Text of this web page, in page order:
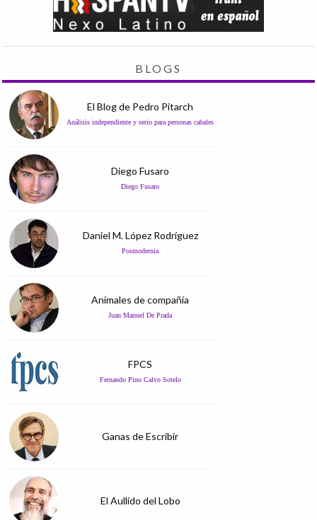
BLOGS
El Blog de Pedro Pitarch
Análisis independiente y serio para personas cabales
Diego Fusaro
Diego Fusaro
Daniel M. López Rodríguez
Posmodernia
Animales de compañía
Juan Manuel De Prada
FPCS
Fernando Pino Calvo Sotelo
Ganas de Escribir
El Aullido del Lobo